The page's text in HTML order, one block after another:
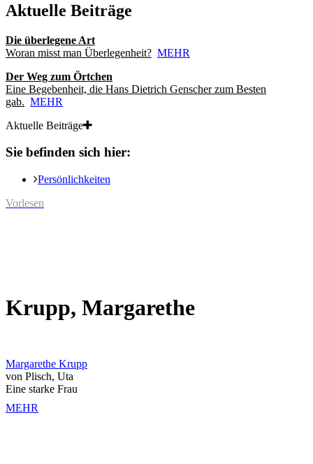
Aktuelle Beiträge
Die überlegene Art
Woran misst man Überlegenheit? MEHR
Der Weg zum Örtchen
Eine Begebenheit, die Hans Dietrich Genscher zum Besten
gab. MEHR
Aktuelle Beiträge
Sie befinden sich hier:
Persönlichkeiten
Vorlesen
Krupp, Margarethe
Margarethe Krupp
von Plisch, Uta
Eine starke Frau
MEHR